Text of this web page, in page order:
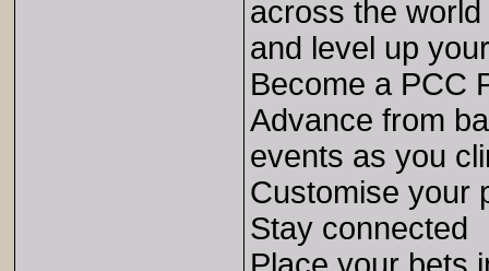
across the
and level up
Become a PCC
Advance from
events as you
Customise your
Stay connected